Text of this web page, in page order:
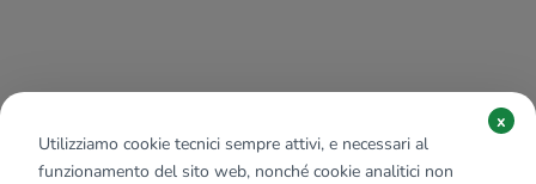
Utilizziamo cookie tecnici sempre attivi, e necessari al
funzionamento del sito web, nonché cookie analitici non
x